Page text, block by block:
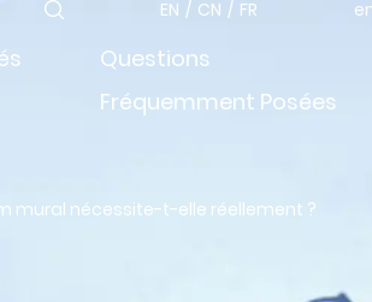
EN / CN / FR
Questions
Fréquemment Posées
mural nécessite-t-elle réellement ?